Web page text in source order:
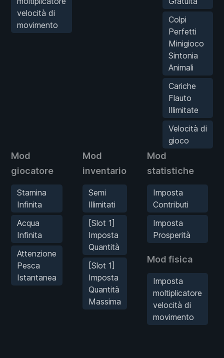
velocità di
movimento
Colpi
Perfetti
Minigioco
Sintonia
Animali
Cariche
Flauto
Illimitate
Velocità di
gioco
Mod
giocatore
Stamina
Infinita
Acqua
Infinita
Attenzione
Pesca
Istantanea
Mod
inventario
Semi
Illimitati
[Slot 1]
Imposta
Quantità
[Slot 1]
Imposta
Quantità
Massima
Mod
statistiche
Imposta
Contributi
Imposta
Prosperità
Mod fisica
Imposta
moltiplicatore
velocità di
movimento